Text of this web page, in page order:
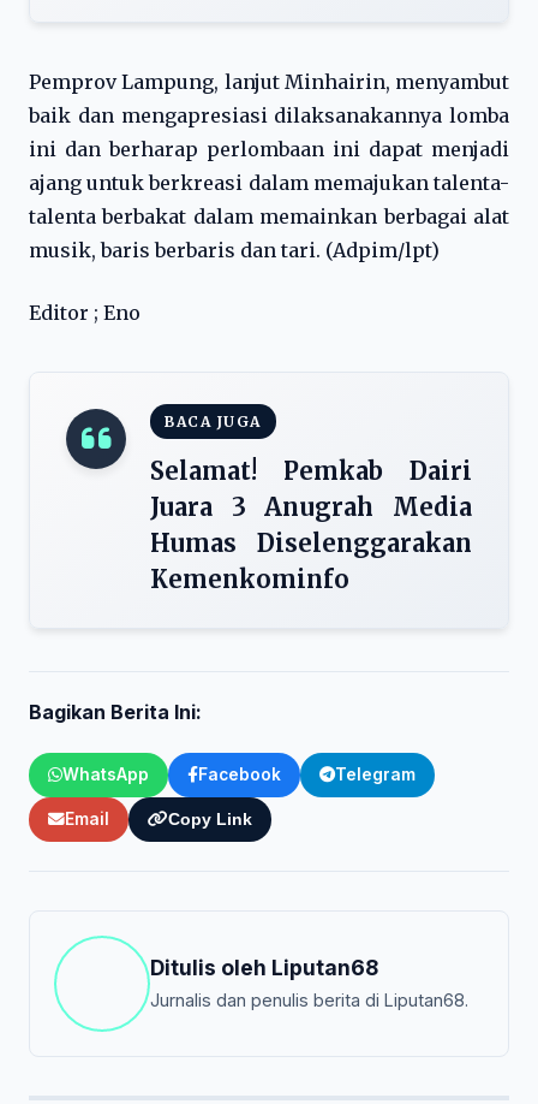
Pemprov Lampung, lanjut Minhairin, menyambut
baik dan mengapresiasi dilaksanakannya lomba
ini dan berharap perlombaan ini dapat menjadi
ajang untuk berkreasi dalam memajukan talenta-
talenta berbakat dalam memainkan berbagai alat
musik, baris berbaris dan tari. (Adpim/lpt)
Editor ; Eno
BACA JUGA
Selamat! Pemkab Dairi
Juara 3 Anugrah Media
Humas Diselenggarakan
Kemenkominfo
Bagikan Berita Ini:
WhatsApp Facebook Telegram
Email Copy Link
Ditulis oleh Liputan68
Jurnalis dan penulis berita di Liputan68.